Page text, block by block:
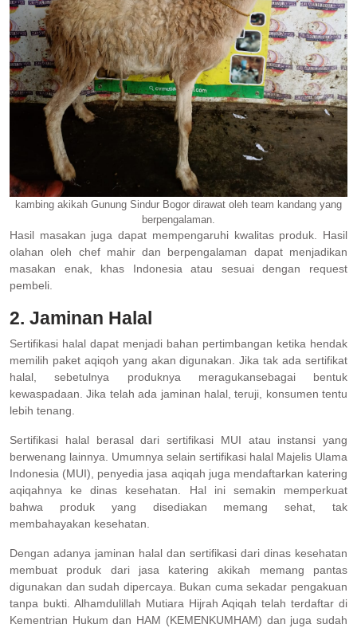
kambing akikah Gunung Sindur Bogor dirawat oleh team kandang yang
berpengalaman.
Hasil masakan juga dapat mempengaruhi kwalitas produk. Hasil
olahan oleh chef mahir dan berpengalaman dapat menjadikan
masakan enak, khas Indonesia atau sesuai dengan request
pembeli.
2. Jaminan Halal
Sertifikasi halal dapat menjadi bahan pertimbangan ketika hendak
memilih paket aqiqoh yang akan digunakan. Jika tak ada sertifikat
halal, sebetulnya produknya meragukansebagai bentuk
kewaspadaan. Jika telah ada jaminan halal, teruji, konsumen tentu
lebih tenang.
Sertifikasi halal berasal dari sertifikasi MUI atau instansi yang
berwenang lainnya. Umumnya selain sertifikasi halal Majelis Ulama
Indonesia (MUI), penyedia jasa aqiqah juga mendaftarkan katering
aqiqahnya ke dinas kesehatan. Hal ini semakin memperkuat
bahwa produk yang disediakan memang sehat, tak
membahayakan kesehatan.
Dengan adanya jaminan halal dan sertifikasi dari dinas kesehatan
membuat produk dari jasa katering akikah memang pantas
digunakan dan sudah dipercaya. Bukan cuma sekadar pengakuan
tanpa bukti. Alhamdulillah Mutiara Hijrah Aqiqah telah terdaftar di
Kementrian Hukum dan HAM (KEMENKUMHAM) dan juga sudah